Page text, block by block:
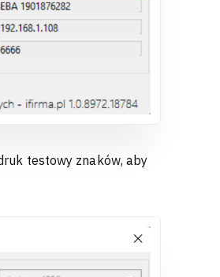
testowy znaków, aby